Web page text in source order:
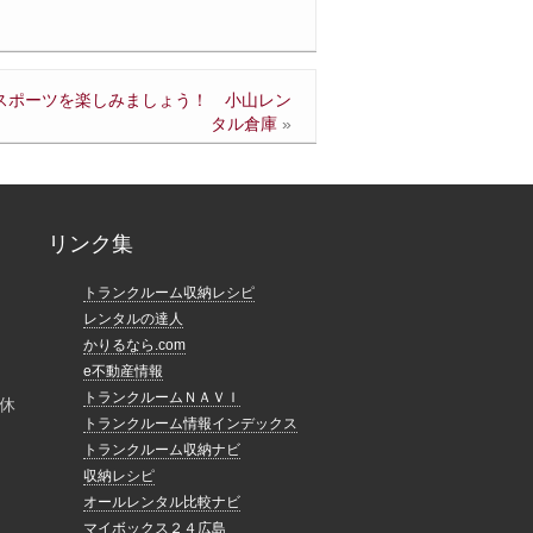
ポーツを楽しみましょう！ 小山レン
タル倉庫»
リンク集
トランクルーム収納レシピ
レンタルの達人
かりるなら.com
e不動産情報
トランクルームＮＡＶＩ
トランクルーム情報インデックス
トランクルーム収納ナビ
収納レシピ
オールレンタル比較ナビ
マイボックス２４広島